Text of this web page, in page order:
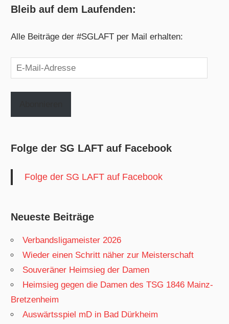
Bleib auf dem Laufenden:
Alle Beiträge der #SGLAFT per Mail erhalten:
E-
Mail-
Adresse
Folge der SG LAFT auf Facebook
Folge der SG LAFT auf Facebook
Neueste Beiträge
Verbandsligameister 2026
Wieder einen Schritt näher zur Meisterschaft
Souveräner Heimsieg der Damen
Heimsieg gegen die Damen des TSG 1846 Mainz-
Bretzenheim
Auswärtsspiel mD in Bad Dürkheim